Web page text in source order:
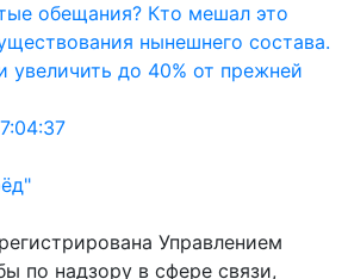
обещания? Кто мешал это
нынешнего состава.
увеличить до 40% от прежней
Управлением
по надзору в сфере связи,